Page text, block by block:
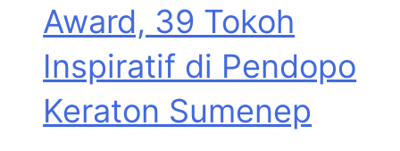
Award, 39 Tokoh
Inspiratif di Pendopo
Keraton Sumenep